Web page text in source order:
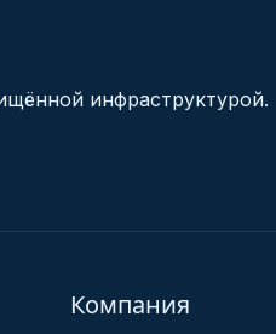
инфраструктурой.
Компания